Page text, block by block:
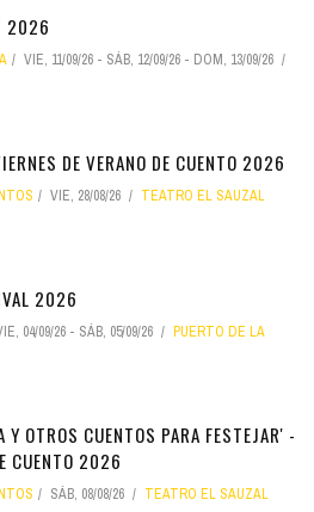
2026
VIE, 11/09/26 - SÁB, 12/09/26 - DOM, 13/09/26
DE VERANO DE CUENTO 2026
VIE, 28/08/26 TEATRO EL SAUZAL
2026
04/09/26 - SÁB, 05/09/26
PUERTO DE LA
Y OTROS CUENTOS PARA FESTEJAR' -
CUENTO 2026
SÁB, 08/08/26 TEATRO EL SAUZAL